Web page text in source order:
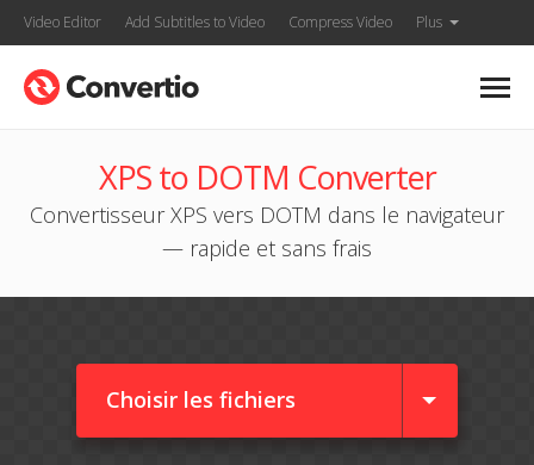
Video Editor Add Subtitles to Video Compress Video Plus
XPS to DOTM Converter
Convertisseur XPS vers DOTM dans le navigateur
— rapide et sans frais
Choisir les fichiers